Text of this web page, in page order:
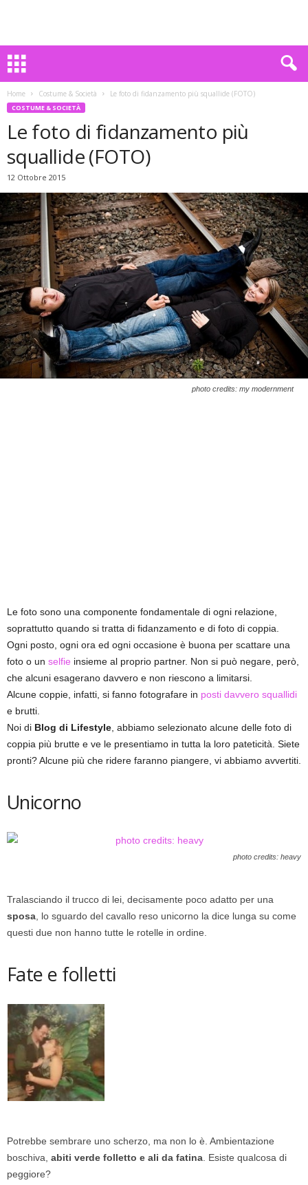
Home Costume & Società Le foto di fidanzamento più squallide (FOTO)
COSTUME & SOCIETÀ
Le foto di fidanzamento più
squallide (FOTO)
12 Ottobre 2015
photo credits: my modernment
Le foto sono una componente fondamentale di ogni relazione,
soprattutto quando si tratta di fidanzamento e di foto di coppia.
Ogni posto, ogni ora ed ogni occasione è buona per scattare una
foto o un selfie insieme al proprio partner. Non si può negare, però,
che alcuni esagerano davvero e non riescono a limitarsi.
Alcune coppie, infatti, si fanno fotografare in posti davvero squallidi
e brutti.
Noi di Blog di Lifestyle, abbiamo selezionato alcune delle foto di
coppia più brutte e ve le presentiamo in tutta la loro pateticità. Siete
pronti? Alcune più che ridere faranno piangere, vi abbiamo avvertiti.
Unicorno
photo credits: heavy
Tralasciando il trucco di lei, decisamente poco adatto per una
sposa, lo sguardo del cavallo reso unicorno la dice lunga su come
questi due non hanno tutte le rotelle in ordine.
Fate e folletti
Potrebbe sembrare uno scherzo, ma non lo è. Ambientazione
boschiva, abiti verde folletto e ali da fatina . Esiste qualcosa di
peggiore?